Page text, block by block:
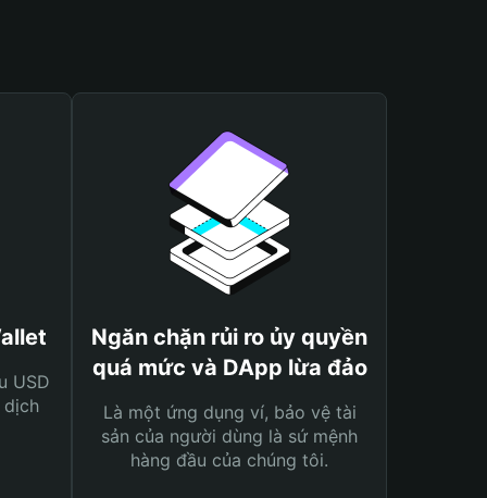
USD
Ngăn chặn rủi ro ủy quyền
quá mức và DApp lừa đảo
Là một ứng dụng ví, bảo vệ tài
sản của người dùng là sứ mệnh
hàng đầu của chúng tôi.